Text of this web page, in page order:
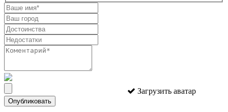
Загрузить аватар
Опубликовать